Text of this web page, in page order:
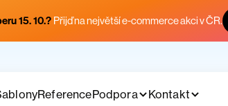
15. 10.? Přijď na největší e-commerce akci v ČR.
ReferencePodpora Kontakt